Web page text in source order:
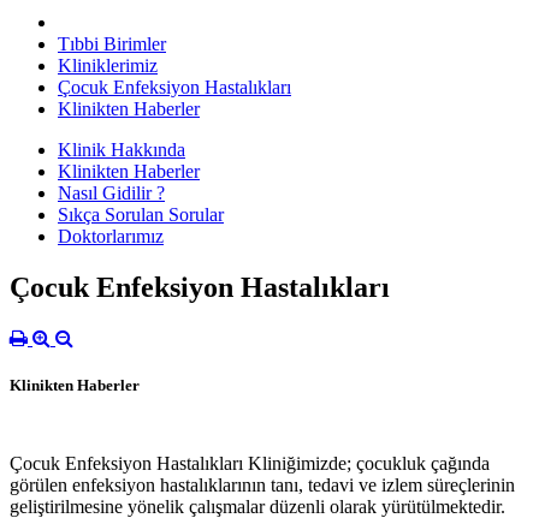
Tıbbi Birimler
Kliniklerimiz
Çocuk Enfeksiyon Hastalıkları
Klinikten Haberler
Klinik Hakkında
Klinikten Haberler
Nasıl Gidilir ?
Sıkça Sorulan Sorular
Doktorlarımız
Çocuk Enfeksiyon Hastalıkları
Klinikten Haberler
Çocuk Enfeksiyon Hastalıkları Kliniğimizde; çocukluk çağında
görülen enfeksiyon hastalıklarının tanı, tedavi ve izlem süreçlerinin
geliştirilmesine yönelik çalışmalar düzenli olarak yürütülmektedir.